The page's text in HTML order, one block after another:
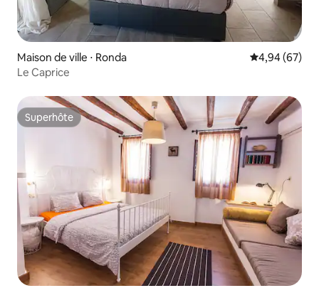
Maison de ville ⋅ Ronda Évaluation
4,94 (67)
Le Caprice
Superhôte
Superhôte